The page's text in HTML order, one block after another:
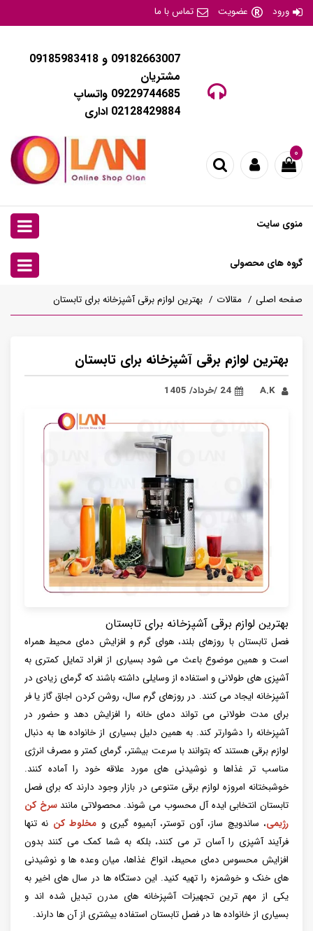
ورود عضویت تماس با ما
09182663007 و 09185983418
مشتریان
09229744685 واتساپ
02128429884 اداری
۰
منوی سایت
گروه های محصولی
صفحه اصلی مقالات بهترین لوازم برقی آشپزخانه برای تابستان
بهترین لوازم برقی آشپزخانه برای تابستان
24 /خرداد/ 1405
بهترین لوازم برقی آشپزخانه برای تابستان
فصل تابستان با روزهای بلند، هوای گرم و افزایش دمای محیط همراه
است و همین موضوع باعث می شود بسیاری از افراد تمایل کمتری به
آشپزی های طولانی و استفاده از وسایلی داشته باشند که گرمای زیادی در
آشپزخانه ایجاد می کنند. در روزهای گرم سال، روشن کردن اجاق گاز یا فر
برای مدت طولانی می تواند دمای خانه را افزایش دهد و حضور در
آشپزخانه را دشوارتر کند. به همین دلیل بسیاری از خانواده ها به دنبال
لوازم برقی هستند که بتوانند با سرعت بیشتر، گرمای کمتر و مصرف انرژی
مناسب تر غذاها و نوشیدنی های مورد علاقه خود را آماده کنند.
خوشبختانه امروزه لوازم برقی متنوعی در بازار وجود دارند که برای فصل
تابستان انتخابی ایده آل محسوب می شوند. محصولاتی مانندسرخ کن
رژیمی، ساندویچ ساز، آون توستر، آبمیوه گیری و مخلوط کن نه تنها
فرآیند آشپزی را آسان تر می کنند، بلکه به شما کمک می کنند بدون
افزایش محسوس دمای محیط، انواع غذاها، میان وعده ها و نوشیدنی
های خنک و خوشمزه را تهیه کنید. این دستگاه ها در سال های اخیر به
یکی از مهم ترین تجهیزات آشپزخانه های مدرن تبدیل شده اند و
بسیاری از خانواده ها در فصل تابستان استفاده بیشتری از آن ها دارند.